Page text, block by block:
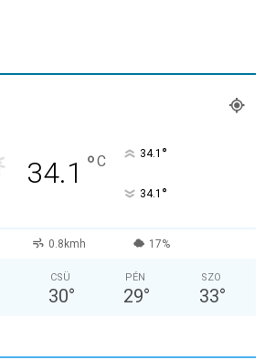
34.1 °C 34.1 °
34.1 °
0.8kmh 17%
CSÜ
30°
PÉN
29°
SZO
33°